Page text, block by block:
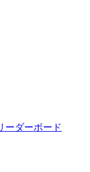
ーダーボード